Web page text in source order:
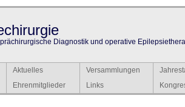
Diagnostik und operative
Aktuelles Versammlungen
Ehrenmitglieder Links